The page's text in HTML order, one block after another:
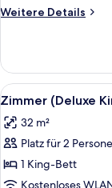
207)
anzeigen
Weitere Details
Weitere
(Deluxe
King
207)
Alle
Fotos
für
Zimmer
(Deluxe
King
5
Zimmer (Deluxe
32 m²
Platz für 2
1 King-Bett
Kostenloses